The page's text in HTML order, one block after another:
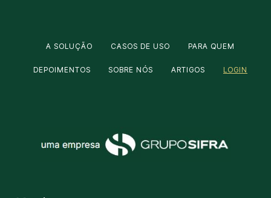
A SOLUÇÃO CASOS DE USO PARA QUEM
DEPOIMENTOS SOBRE NÓS ARTIGOS LOGIN